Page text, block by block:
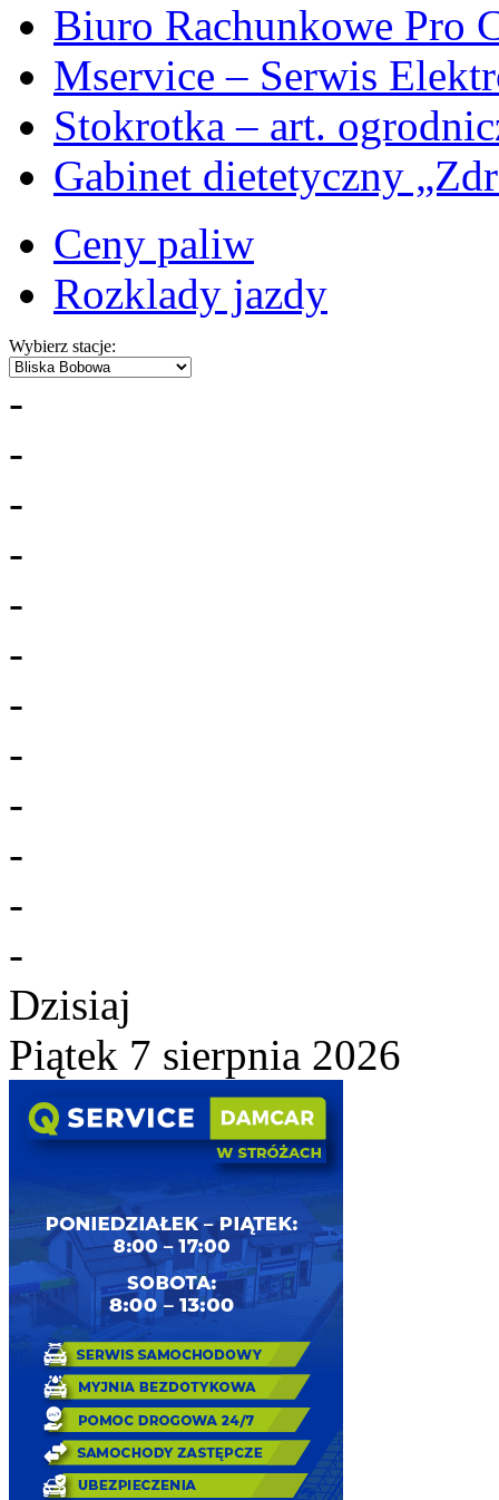
Biuro Rachunkowe Pro
Mservice – Serwis
Stokrotka – art.
Gabinet dietetyczny
Ceny paliw
Rozklady jazdy
Wybierz stacje:
-
-
-
-
-
-
-
-
-
-
-
-
Dzisiaj
Piątek 7 sierpnia 2026